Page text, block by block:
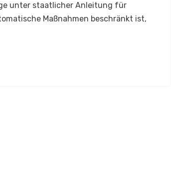
unter staatlicher Anleitung für
Maßnahmen beschränkt ist,